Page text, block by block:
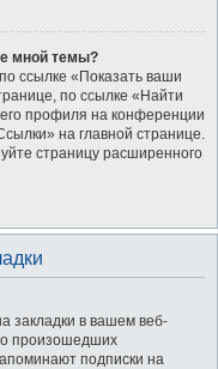
мной темы?
ссылке «Показать ваши
по ссылке «Найти
профиля на конференции
на главной странице.
страницу расширенного
закладки в вашем веб-
произошедших
подписки на